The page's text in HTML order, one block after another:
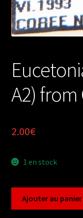
A2) from
2.00€
1 en stock
Ajouter au panier